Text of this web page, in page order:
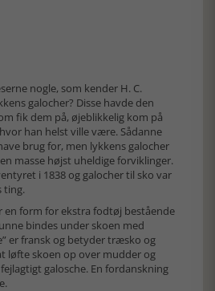
nogle, som kender H. C.
galocher? Disse havde den
fik dem på, øjeblikkelig kom på
han helst ville være. Sådanne
brug for, men lykkens galocher
masse højst uheldige forviklinger.
i 1838 og galocher til sko var
ting.
en form for ekstra fodtøj bestående
bindes under skoen med
er fransk og betyder træsko og
løfte skoen op over mudder og
galosche. En fordanskning